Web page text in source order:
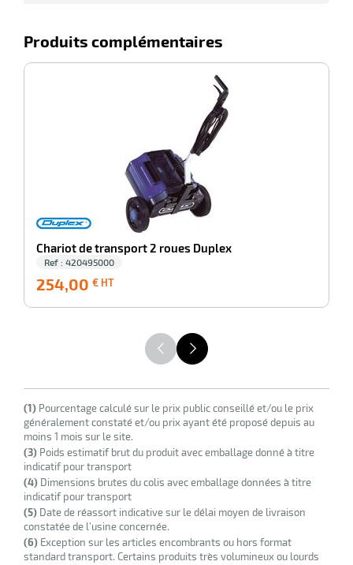
Produits complémentaires
Chariot de transport 2 roues Duplex
Ref : 420495000
254,00 € HT
HT
(1) Pourcentage calculé sur le prix public conseillé et/ou le prix
généralement constaté et/ou prix ayant été proposé depuis au
moins 1 mois sur le site.
(3) Poids estimatif brut du produit avec emballage donné à titre
indicatif pour transport
(4) Dimensions brutes du colis avec emballage données à titre
indicatif pour transport
(5) Date de réassort indicative sur le délai moyen de livraison
constatée de l’usine concernée.
(6) Exception sur les articles encombrants ou hors format
standard transport. Certains produits très volumineux ou lourds